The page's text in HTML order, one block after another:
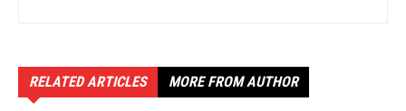
RELATED ARTICLES MORE FROM AUTHOR